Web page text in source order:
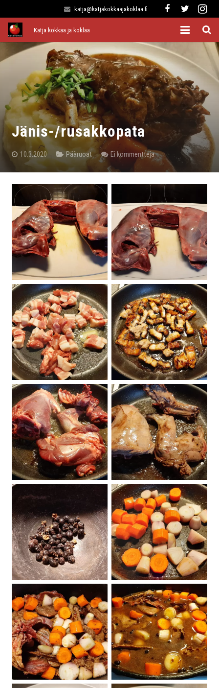
katja@katjakokkaajakoklaa.fi
Katja kokkaa ja koklaa
Etusivu
Alkuruoat
Pääruoat
Lisukkeet
Kaikki reseptit
Jänis-/rusakkopata
10.3.2020 Pääruoat Ei kommentteja